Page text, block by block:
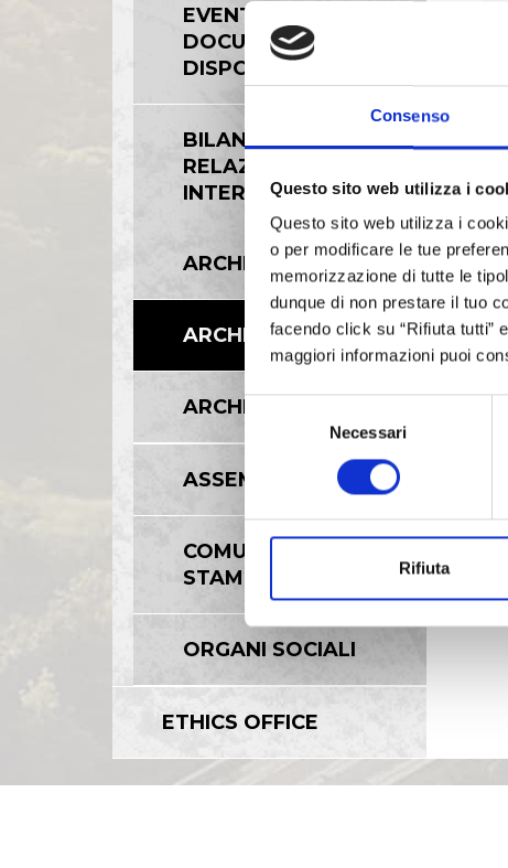
Consenso
Questo sito web utilizza i
Questo sito web utilizza i
o per modificare le tue
memorizzazione di tutte le
dunque di non prestare il tuo
facendo click su “Rifiuta tutti”
maggiori informazioni puoi
Necessari
Rifiuta
EVENTI E
DOCUMENTAZIONE
DISPONIBILE
BILANCI E
RELAZIONI
INTERMEDIE
ARCHIVIO 2006
ARCHIVIO 2007
ARCHIVIO 2008
ASSEMBLEE
COMUNICATI
STAMPA
ORGANI SOCIALI
ETHICS OFFICE